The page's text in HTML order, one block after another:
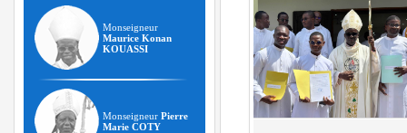
Monseigneur
Maurice Konan
KOUASSI
Monseigneur Pierre
Marie COTY